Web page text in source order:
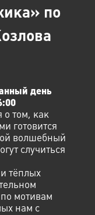
по
день
о том, как
готовится
волшебный
случиться
тёплых
мотивам
нам с